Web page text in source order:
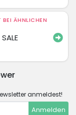
BEI ÄHNLICHEN
anmeldest!
Anmelden